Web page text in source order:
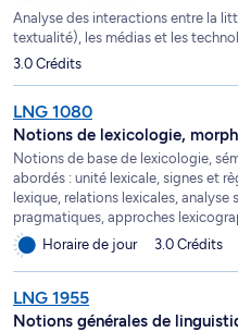
Analyse des interactions entre la
textualité), les médias et les
3.0 Crédits
LNG 1080
Notions de lexicologie,
Notions de base de lexicologie,
abordés : unité lexicale, signes et
lexique, relations lexicales,
pragmatiques, approches
Horaire de jour
3.0 Crédits
LNG 1955
Notions générales de